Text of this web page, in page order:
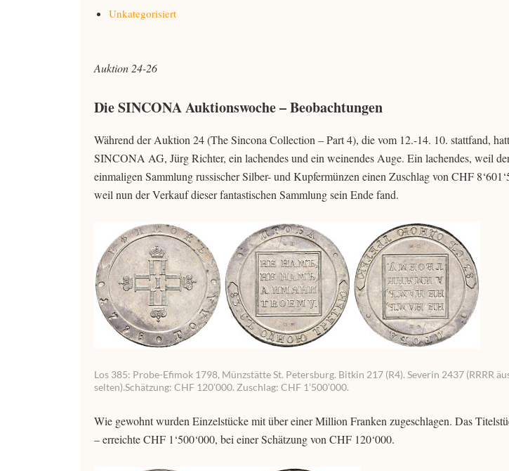
Unkategorisiert
Auktion 24-26
Die SINCONA Auktionswoche – Beobachtungen
Während der Auktion 24 (The Sincona Collection – Part 4), die vom 12.-14. 10. stattfand,
SINCONA AG, Jürg Richter, ein lachendes und ein weinendes Auge. Ein lachendes, weil
einmaligen Sammlung russischer Silber- und Kupfermünzen einen Zuschlag von CHF
weil nun der Verkauf dieser fantastischen Sammlung sein Ende fand.
Los 385: Probe-Efimok 1798, Münzstätte St. Petersburg. Bitkin 217 (R4). Severin 2437 (RRRR
selten).Schätzung: CHF 120’000. Zuschlag: CHF 1’500’000.
Wie gewohnt wurden Einzelstücke mit über einer Million Franken zugeschlagen. Das
– erreichte CHF 1‘500‘000, bei einer Schätzung von CHF 120‘000.